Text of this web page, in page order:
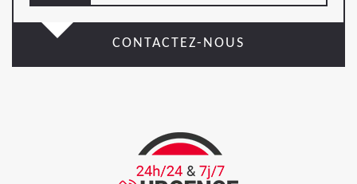
CONTACTEZ-NOUS